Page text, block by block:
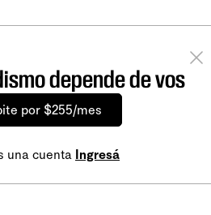
depende de vos
por $255/mes
una cuenta Ingresá